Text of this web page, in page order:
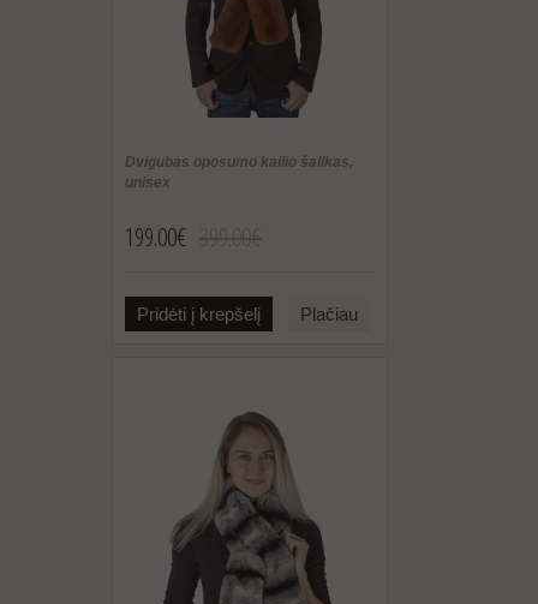
Dvigubas oposumo kailio šalikas,
unisex
199.00€
Pridėti į krepšelį Plačiau